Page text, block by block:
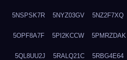
5NSPSK7R 5NYZ03GV 5NZ2F7XQ
5OPF8A7F 5PI2KCCW 5PMRZDAK
5QL8UU2J 5RALQ21C 5RBG4E64